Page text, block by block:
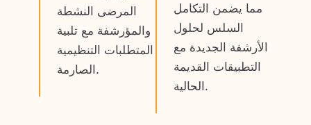
المرضى النشطة
والمؤرشفة مع تلبية
المتطلبات التنظيمية
الصارمة.
مما يضمن التكامل
السلس لحلول
الأرشفة الجديدة مع
التطبيقات القديمة
الحالية.